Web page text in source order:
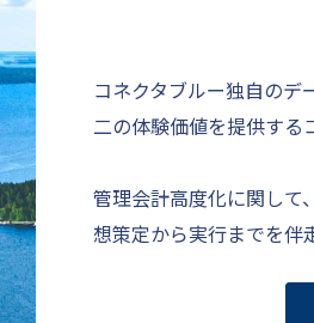
コネクタブルー独自の
二の体験価値を提供する
管理会計高度化に関して
想策定から実行までを伴